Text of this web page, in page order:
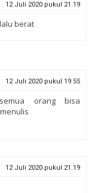
12 Juli 2020 pukul 21.19
berat
12 Juli 2020 pukul 19.55
orang bisa
12 Juli 2020 pukul 21.19